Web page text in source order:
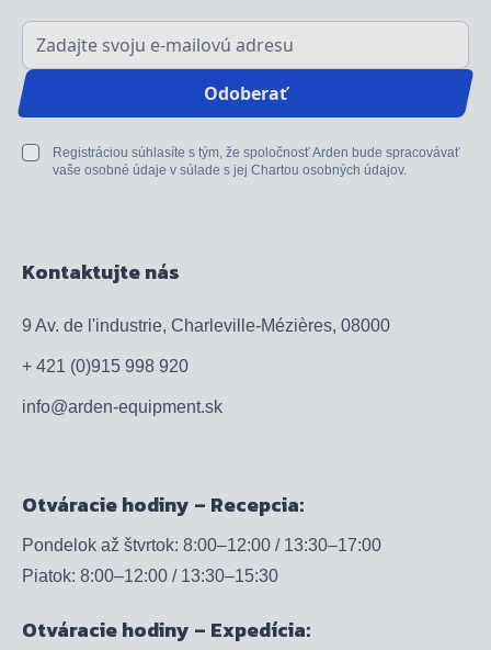
E-mailová adresa
Odoberať
Registráciou súhlasíte s tým, že spoločnosť Arden bude spracovávať
vaše osobné údaje v súlade s jej Chartou osobných údajov.
Kontaktujte nás
9 Av. de l'industrie, Charleville-Mézières, 08000
+ 421 (0)915 998 920
info@arden-equipment.sk
Otváracie hodiny – Recepcia:
Pondelok až štvrtok: 8:00–12:00 / 13:30–17:00
Piatok: 8:00–12:00 / 13:30–15:30
Otváracie hodiny – Expedícia: